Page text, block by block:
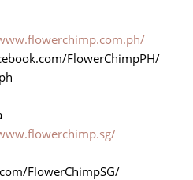
FlowerChimpPH/
FlowerChimpSG/